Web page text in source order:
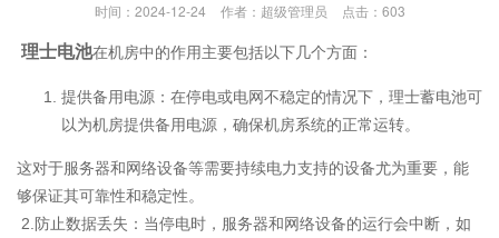
时间：2024-12-24 作者：超级管理员 点击：603
理士电池在机房中的作用主要包括以下几个方面‌：
提供备用电源‌：在停电或电网不稳定的情况下，理士蓄电池可
以为机房提供备用电源，确保机房系统的正常运转。
这对于服务器和网络设备等需要持续电力支持的设备尤为重要，能
够保证其可靠性和稳定性‌。
‌‌ 2.防止数据丢失‌：当停电时，服务器和网络设备的运行会中断，如